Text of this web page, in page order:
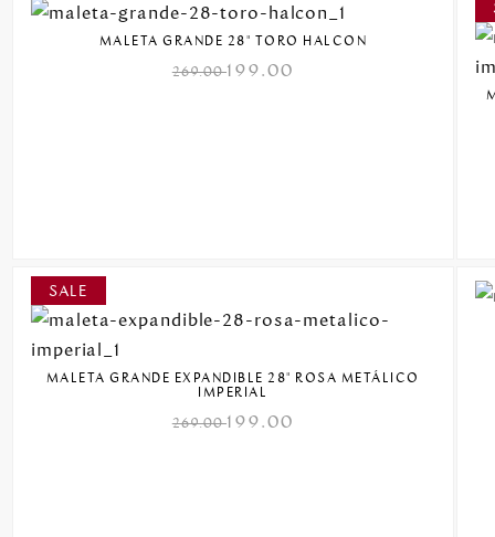
MALETA GRANDE 28" TORO HALCON
269.00199.00
MALETA GRANDE EXPANDIBLE 28" ROSA METÁLICO
IMPERIAL
269.00199.00